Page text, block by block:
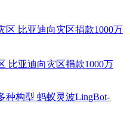
比亚迪向灾区捐款1000万